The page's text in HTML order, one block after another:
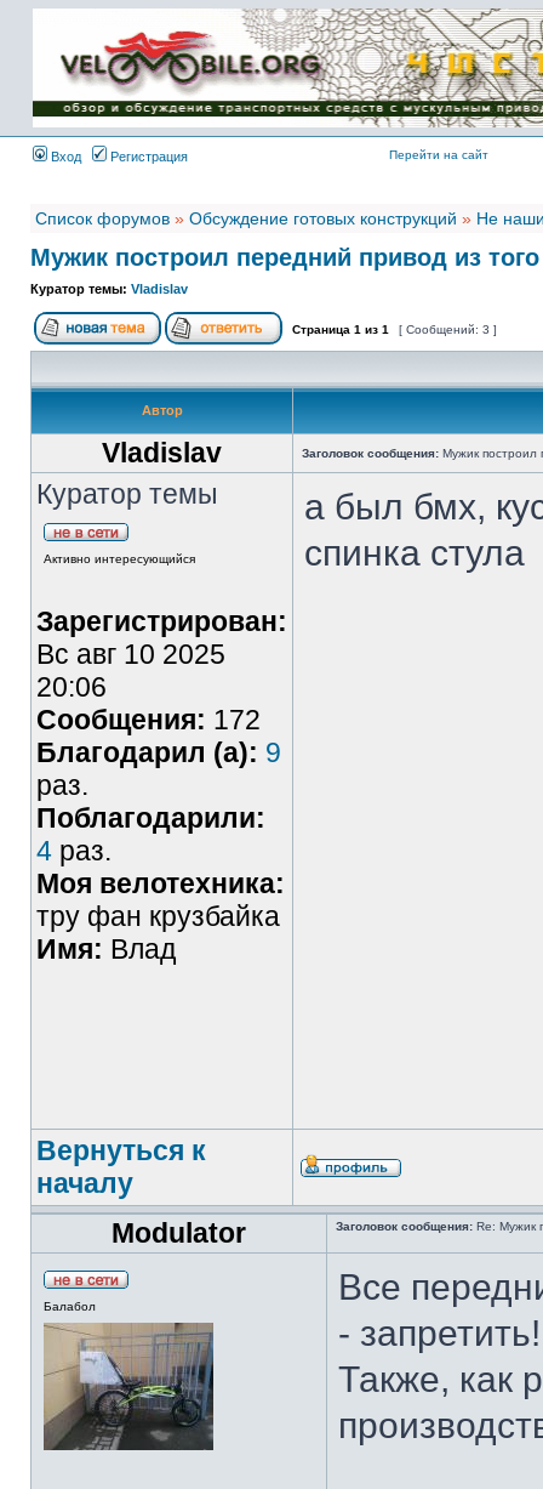
Имя пользователя:
Пароль:
{ LOG_ME_IN_SHORT
}
Вход
Регистрация Перейти на сайт
Список форумов » Обсуждение готовых конструкций » Не
Мужик построил передний привод из
Куратор темы: Vladislav
Страница 1 из 1 [ Сообщений: 3 ]
Автор
Vladislav Заголовок сообщения: Мужик построил
Куратор темы
Активно интересующийся
Зарегистрирован:
Вс авг 10 2025
20:06
Сообщения: 172
Благодарил (а): 9
раз.
Поблагодарили:
4 раз.
Моя велотехника:
тру фан крузбайка
Имя: Влад
а был бмх,
спинка стула
Вернуться к
началу
Modulator
Заголовок сообщения: Re: Мужик
Балабол
Все
-
Также, как